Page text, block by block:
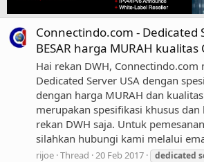
Connectindo.com - Dedicated
BESAR harga MURAH kualitas
Hai rekan DWH, Connectindo.com
Dedicated Server USA dengan
dengan harga MURAH dan
merupakan spesifikasi khusus
rekan DWH saja. Untuk
silahkan hubungi kami melalui
rijoe Thread 20 Feb 2017 dedicated